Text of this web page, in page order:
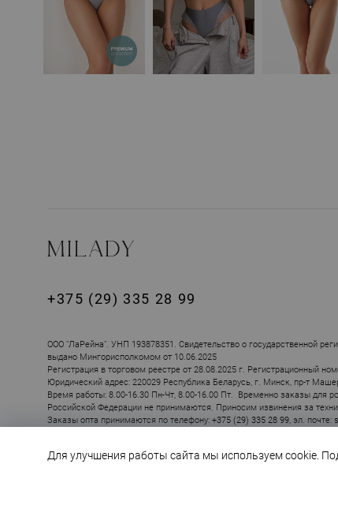
+375 (29) 335 28 99
ООО "ЛаРейна". УНП 193878351. Свидетельство о государственной
выдано Мингорисполкомом от 10.06.2025
Регистрация в торговом реестре от 28.08.2025 г. Регистрационный
Юридический адрес: 220029 Республика Беларусь, г. Минск, пр-т
Время работы: 8.00-16.30 Пн-Чт, 8.00-16.00 Пт. Временно заказы для
Российской Федерации не принимаются. Приносим извинения за
Заказы опта принимаются по телефону: +375 (29) 335 28 99 , эл. почте:
Для улучшения работы сайта мы используем cookie.